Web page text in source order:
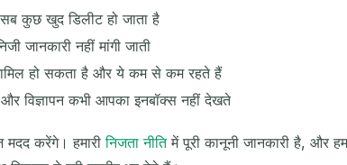
सब कुछ खुद डिलीट हो जाता है
जानकारी नहीं मांगी जाती
हो सकता है और ये कम से कम रहते हैं
विज्ञापन कभी आपका इनबॉक्स नहीं देखते
मदद करेंगे। हमारीनिजता नीतिमें पूरी कानूनी जानकारी है, और